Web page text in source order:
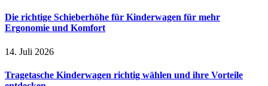
Die richtige Schieberhöhe für Kinderwagen für mehr
Ergonomie und Komfort
14. Juli 2026
Tragetasche Kinderwagen richtig wählen und ihre Vorteile